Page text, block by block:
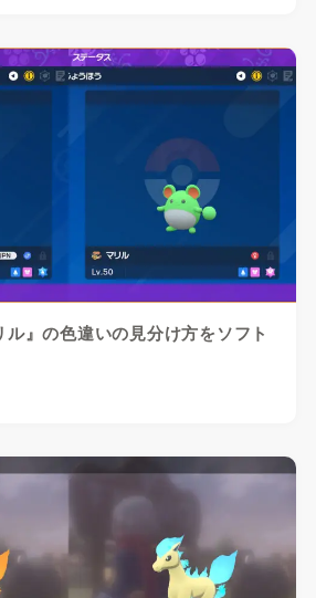
』の色違いの見分け方をソフト